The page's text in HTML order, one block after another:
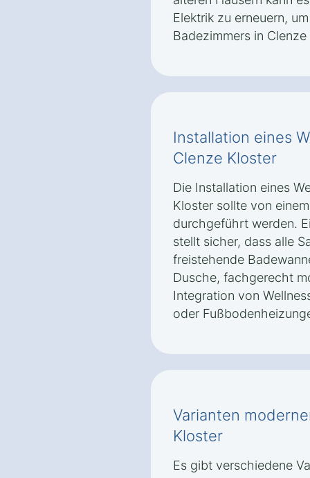
Elektrik zu erneuern,
Badezimmers in
Installation eines
Clenze Kloster
Die Installation eines
Kloster sollte von
durchgeführt werden.
stellt sicher, dass alle
freistehende
Dusche, fachgerecht
Integration von
oder
Varianten
Kloster
Es gibt verschiedene